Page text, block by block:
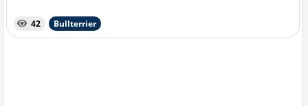
42 Bullterrier